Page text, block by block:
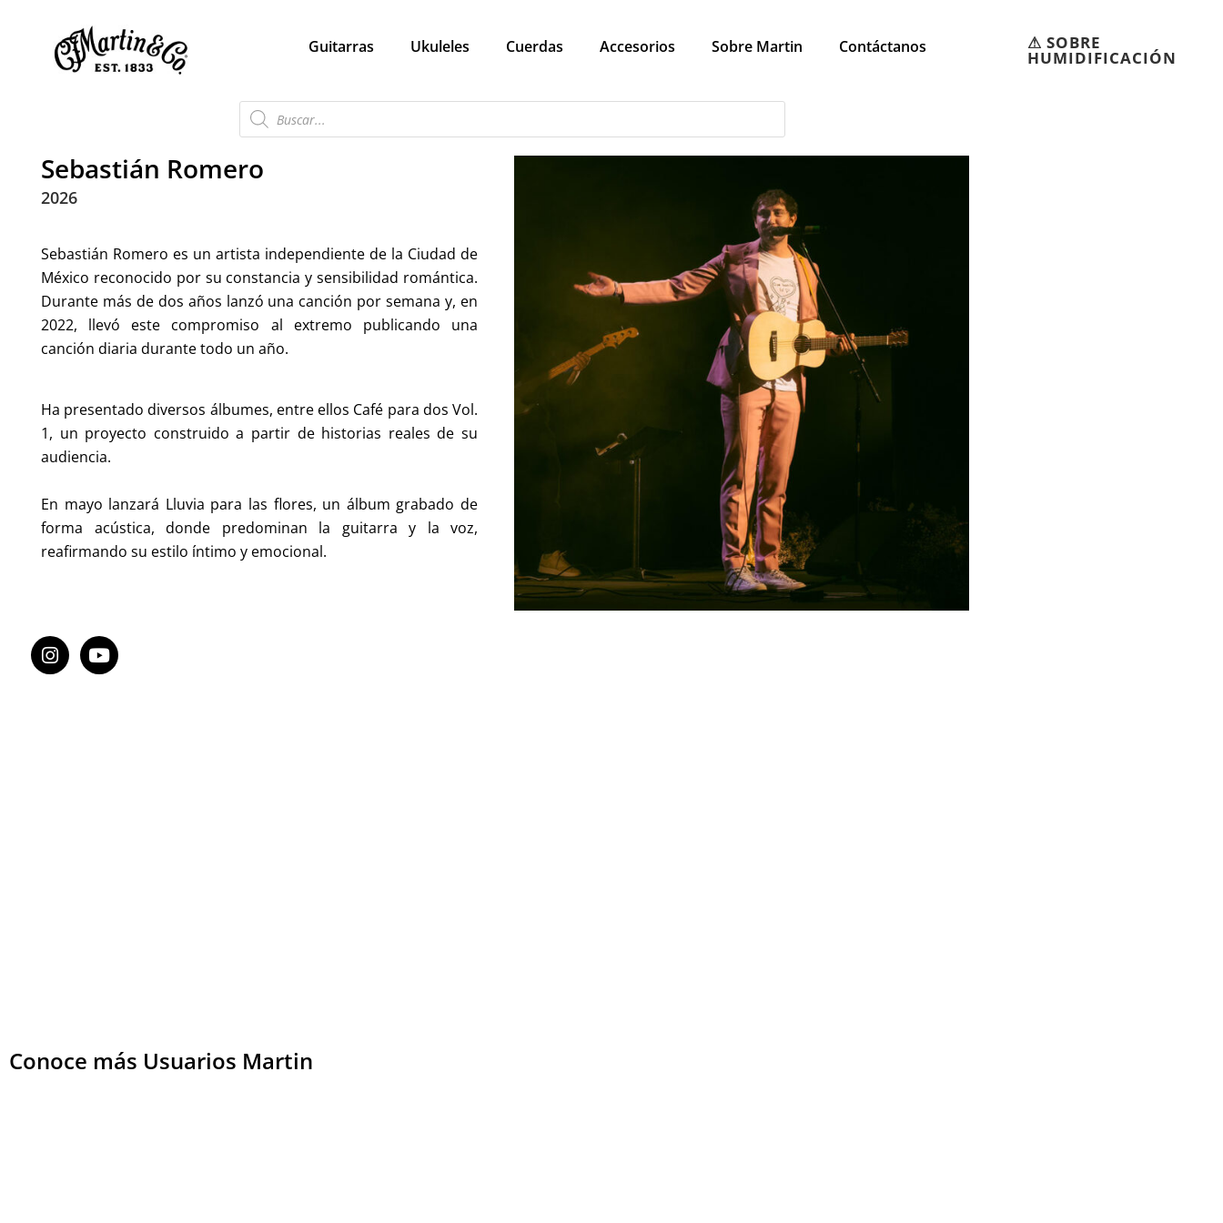
Guitarras Ukuleles Cuerdas Accesorios Sobre Martin Contáctanos ⚠︎ SOBRE
HUMIDIFICACIÓN
Sebastián Romero
2026
Sebastián Romero es un artista independiente de la Ciudad de
México reconocido por su constancia y sensibilidad romántica.
Durante más de dos años lanzó una canción por semana y, en
2022, llevó este compromiso al extremo publicando una
canción diaria durante todo un año.
Ha presentado diversos álbumes, entre ellos Café para dos Vol.
1, un proyecto construido a partir de historias reales de su
audiencia.
En mayo lanzará Lluvia para las flores, un álbum grabado de
forma acústica, donde predominan la guitarra y la voz,
reafirmando su estilo íntimo y emocional.
Conoce más Usuarios Martin